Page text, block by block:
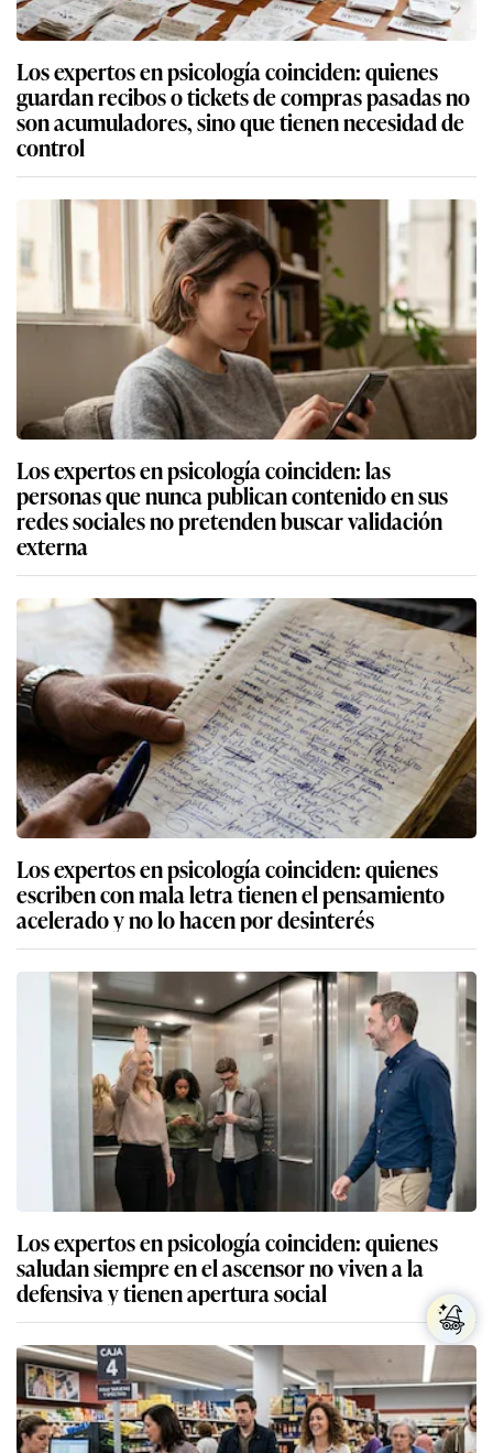
Los expertos en psicología coinciden: quienes
guardan recibos o tickets de compras pasadas no
son acumuladores, sino que tienen necesidad de
control
Los expertos en psicología coinciden: las
personas que nunca publican contenido en sus
redes sociales no pretenden buscar validación
externa
Los expertos en psicología coinciden: quienes
escriben con mala letra tienen el pensamiento
acelerado y no lo hacen por desinterés
Los expertos en psicología coinciden: quienes
saludan siempre en el ascensor no viven a la
defensiva y tienen apertura social